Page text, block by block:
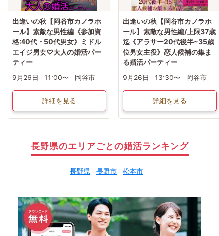
出逢いの秋【岡谷市カノラホ
ール】素敵な男性編《参加資
格:40代・50代男女》ミドル
エイジ男女♡大人の婚活パー
ティー
9月26日
11:00〜 岡谷市
詳細を見る
出逢いの秋【岡谷市カノラホ
ール】素敵な男性編/上限37歳
迄《アラサー20代後半~35歳
位男女主役》恋人候補の集ま
る婚活パーティー
9月26日
13:30〜 岡谷市
詳細を見る
長野県のエリアごとの婚活ランキング
長野県 長野市 松本市